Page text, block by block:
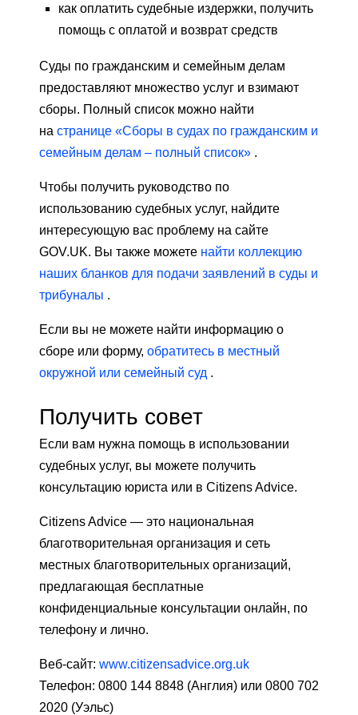
как оплатить судебные издержки, получить
помощь с оплатой и возврат средств
Суды по гражданским и семейным делам
предоставляют множество услуг и взимают
сборы. Полный список можно найти
на странице «Сборы в судах по гражданским и
семейным делам – полный список» .
Чтобы получить руководство по
использованию судебных услуг, найдите
интересующую вас проблему на сайте
GOV.UK. Вы также можете найти коллекцию
наших бланков для подачи заявлений в суды и
трибуналы .
Если вы не можете найти информацию о
сборе или форму, обратитесь в местный
окружной или семейный суд .
Получить совет
Если вам нужна помощь в использовании
судебных услуг, вы можете получить
консультацию юриста или в Citizens Advice.
Citizens Advice — это национальная
благотворительная организация и сеть
местных благотворительных организаций,
предлагающая бесплатные
конфиденциальные консультации онлайн, по
телефону и лично.
Веб-сайт: www.citizensadvice.org.uk
Телефон: 0800 144 8848 (Англия) или 0800 702
2020 (Уэльс)